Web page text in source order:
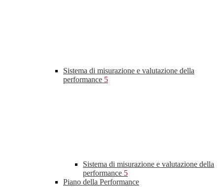
Sistema di misurazione e valutazione della
performance 5
Sistema di misurazione e valutazione della
performance 5
Piano della Performance